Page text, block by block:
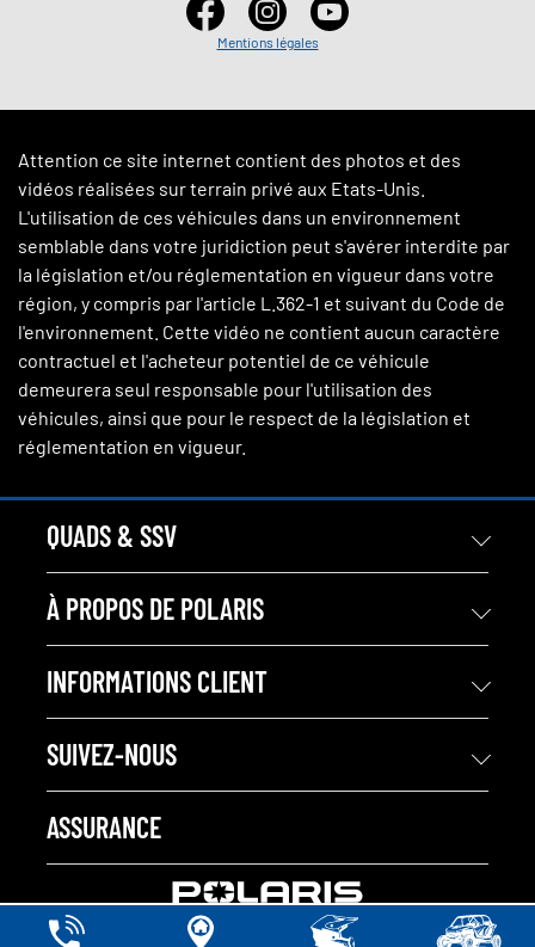
Mentions légales
Attention ce site internet contient des photos et des
vidéos réalisées sur terrain privé aux Etats-Unis.
L'utilisation de ces véhicules dans un environnement
semblable dans votre juridiction peut s'avérer interdite par
la législation et/ou réglementation en vigueur dans votre
région, y compris par l'article L.362-1 et suivant du Code de
l'environnement. Cette vidéo ne contient aucun caractère
contractuel et l'acheteur potentiel de ce véhicule
demeurera seul responsable pour l'utilisation des
véhicules, ainsi que pour le respect de la législation et
réglementation en vigueur.
QUADS & SSV
À PROPOS DE POLARIS
INFORMATIONS CLIENT
SUIVEZ-NOUS
ASSURANCE